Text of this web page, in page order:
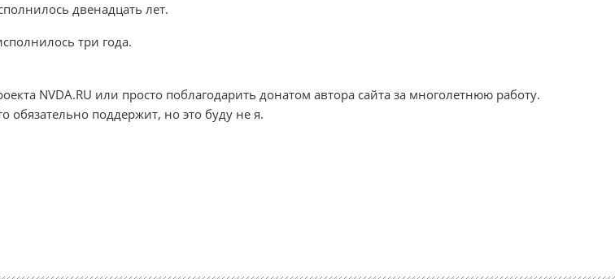
двенадцать лет.
три года.
NVDA.RU или просто поблагодарить донатом автора сайта за многолетнюю работу.
обязательно поддержит, но это буду не я.